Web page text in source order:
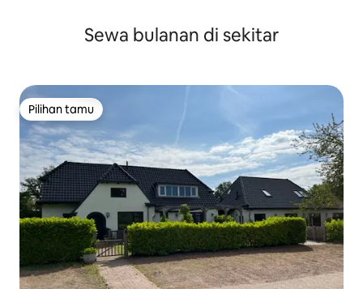
Sewa bulanan di sekitar
Pilihan tamu
Pilihan tamu